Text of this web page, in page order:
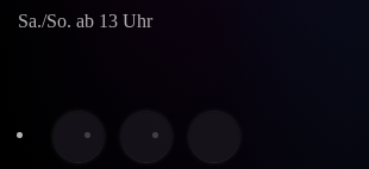
Sa./So. ab 13 Uhr